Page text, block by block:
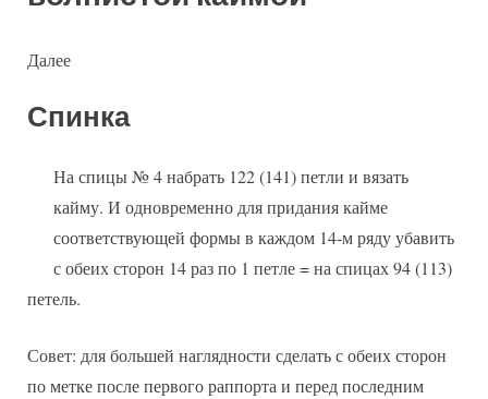
Далее
Спинка
На спицы № 4 набрать 122 (141) петли и вязать
кайму. И одновременно для придания кайме
соответствующей формы в каждом 14-м ряду убавить
с обеих сторон 14 раз по 1 петле = на спицах 94 (113)
петель.
Совет: для большей наглядности сделать с обеих сторон
по метке после первого раппорта и перед последним